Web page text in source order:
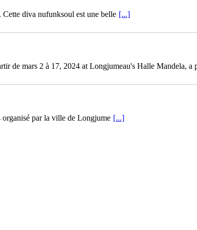
diva nufunksoul est une belle [...]
de mars 2 à 17, 2024 at Longjumeau's Halle Mandela, a
par la ville de Longjume [...]